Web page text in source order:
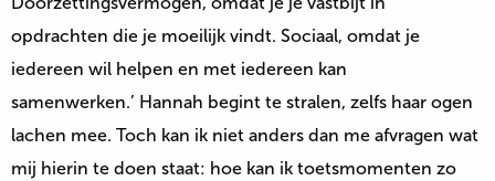
opdrachten die je moeilijk vindt. Sociaal, omdat je
iedereen wil helpen en met iedereen kan
samenwerken.’ Hannah begint te stralen, zelfs haar ogen
lachen mee. Toch kan ik niet anders dan me afvragen wat
mij hierin te doen staat: hoe kan ik toetsmomenten zo